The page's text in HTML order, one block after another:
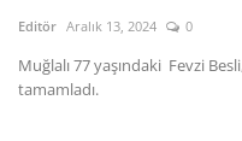
Kültür Sanat Tarih
Sağlık
Editör Aralık 13, 2024 0
Muğlalı 77 yaşındaki Fevzi
tamamladı.